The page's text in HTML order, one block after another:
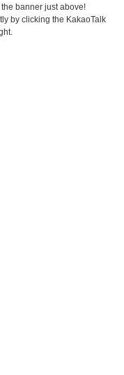
banner just above!
by clicking the KakaoTalk